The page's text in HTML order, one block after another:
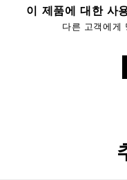
이 제품에 대한 사
다른 고객에게